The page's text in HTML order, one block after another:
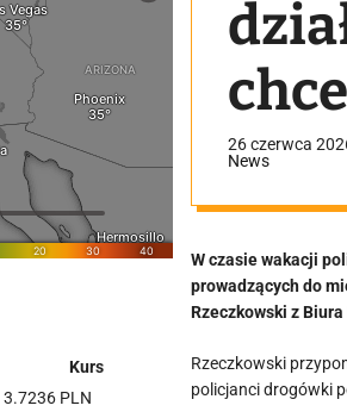
26 czerwca
News
W czasie wakacji
prowadzących do
Rzeczkowski z Biura
Rzeczkowski
policjanci drogówki
Kurs
3.7236 PLN